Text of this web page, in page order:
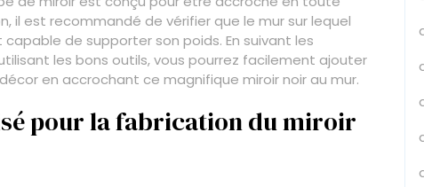
il est recommandé de vérifier que le mur sur lequel
de supporter son poids. En suivant les
les bons outils, vous pourrez facilement ajouter
en accrochant ce magnifique miroir noir au mur.
pour la fabrication du miroir